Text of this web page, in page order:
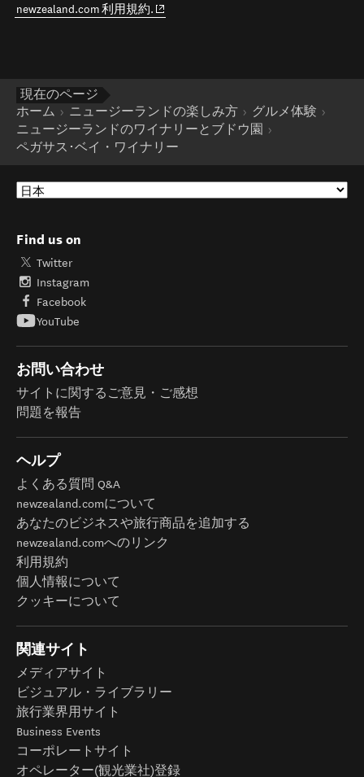
newzealand.com 利用規約. (opens in new window)
現在のページ
ホーム
ニュージーランドの楽しみ方
グルメ体験
ニュージーランドのワイナリーとブドウ園
ペガサス･ベイ・ワイナリー
Find us on
Twitter
Instagram
Facebook
YouTube
お問い合わせ
サイトに関するご意見・ご感想
問題を報告
ヘルプ
よくある質問 Q&A
newzealand.comについて
あなたのビジネスや旅行商品を追加する
newzealand.comへのリンク
利用規約
個人情報について
クッキーについて
関連サイト
メディアサイト
ビジュアル・ライブラリー
旅行業界用サイト
Business Events
コーポレートサイト
オペレーター(観光業社)登録